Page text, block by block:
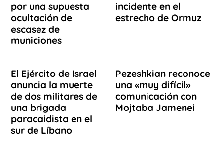
por una supuesta
ocultación de
escasez de
municiones
incidente en el
estrecho de Ormuz
El Ejército de Israel
anuncia la muerte
de dos militares de
una brigada
paracaidista en el
sur de Líbano
Pezeshkian reconoce
una «muy difícil»
comunicación con
Mojtaba Jamenei